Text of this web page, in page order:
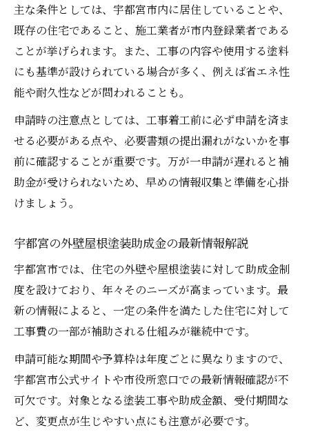
外壁屋根塗装の口コミや評判から学ぶ注意
点
外壁屋根塗装でトラブルを防ぐための事前
準備
外壁屋根塗装で助成金を最大限利用する方
助成金対象となる外壁屋根塗装工事のポイ
ント
とは
助成金を申請する際の外壁屋根塗装注意事
項
外壁屋根塗装の助成金申請から完了までの
流れ
悪質業者を避ける外壁屋根塗装の見分け方
外壁屋根塗装で悪質業者を見抜くチェック
ポイント
宇都宮で安心できる外壁屋根塗装業者の特
主な条件としては、宇都宮市内に居住していることや、
既存の住宅であること、施工業者が市内登録業者である
ことが挙げられます。また、工事の内容や使用する塗料
にも基準が設けられている場合が多く、例えば省エネ性
能や耐久性などが問われることも。
申請時の注意点としては、工事着工前に必ず申請を済ま
せる必要がある点や、必要書類の提出漏れがないかを事
前に確認することが重要です。万が一申請が遅れると補
助金が受けられないため、早めの情報収集と準備を心掛
けましょう。
宇都宮の外壁屋根塗装助成金の最新情報解説
宇都宮市では、住宅の外壁や屋根塗装に対して助成金制
度を設けており、年々そのニーズが高まっています。最
新の情報によると、一定の条件を満たした住宅に対して
工事費の一部が補助される仕組みが継続中です。
申請可能な期間や予算枠は年度ごとに異なりますので、
宇都宮市公式サイトや市役所窓口での最新情報確認が不
可欠です。対象となる塗装工事や助成金額、受付期間な
ど、変更点が生じやすい点にも注意が必要です。